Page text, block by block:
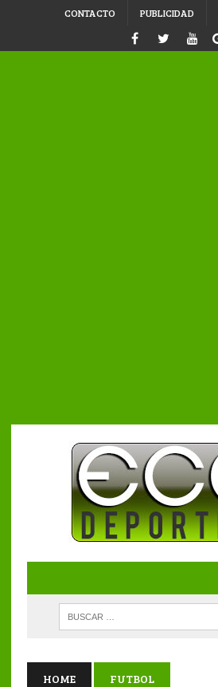
CONTACTO PUBLICIDAD
HOME FUTBOL